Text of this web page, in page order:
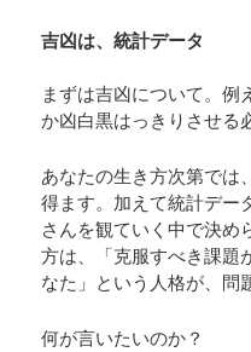
吉凶は、統計データ
まずは吉凶について。例
か凶白黒はっきりさせる
あなたの生き方次第では
得ます。加えて統計デー
さんを観ていく中で決め
方は、「克服すべき課題
なた」という人格が、問
何が言いたいのか？